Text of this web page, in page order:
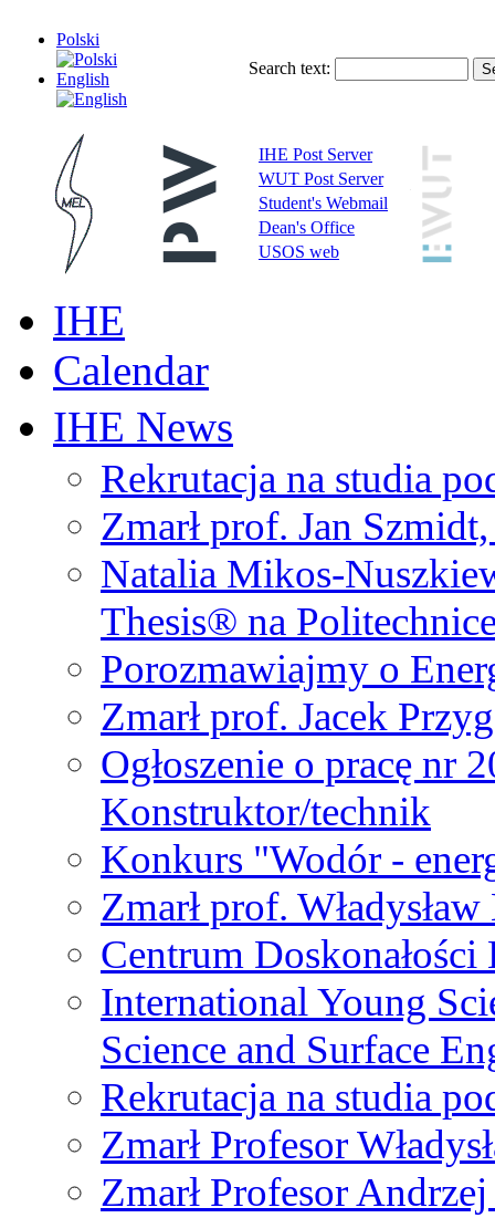
Polski
English
Search text:
IHE Post Server
WUT Post Server
Student's Webmail
Dean's Office
USOS web
IHE
Calendar
IHE News
Rekrutacja na studia
Zmarł prof. Jan
Natalia Mikos-
Thesis® na
Porozmawiajmy o
Zmarł prof. Jacek
Ogłoszenie o pracę nr
Konstruktor/technik
Konkurs "Wodór -
Zmarł prof.
Centrum
International Young
Science and Surface
Rekrutacja na studia
Zmarł Profesor
Zmarł Profesor